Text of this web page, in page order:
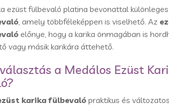
ezüst fülbevaló platina bevonattal különleges
, amely többféleképpen is viselhető. Az
előnye, hogy a karika önmagában is
vagy másik karikára áttehető.
a Medálos Ezüst
karika fülbevalópraktikus és